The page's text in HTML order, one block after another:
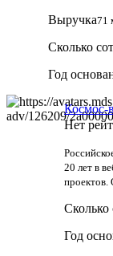
Выручка71
Сколько
Год
Космос-
Нет
20 лет в
проектов.
Сколько
Год